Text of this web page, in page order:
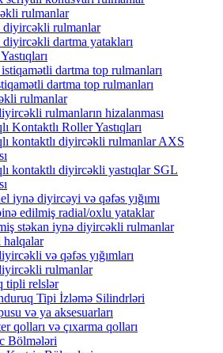
rulmanlar
diyircəkli rulmanlar
dartma yatakları
dartma top rulmanları
dartma top rulmanları
rulmanlar
rulmanların hizalanması
Kontaktlı Roller Yastıqları
kontaktlı diyircəkli rulmanlar AXS
kontaktlı diyircəkli yastıqlar SGL
iynə diyircəyi və qəfəs yığımı
edilmiş radial/oxlu yataklar
stəkan iynə diyircəkli rulmanlar
və qəfəs yığımları
rulmanlar
tipli relslər
Tipi İzləmə Silindrləri
və ya aksesuarları
qolları və çıxarma qolları
Bölmələri